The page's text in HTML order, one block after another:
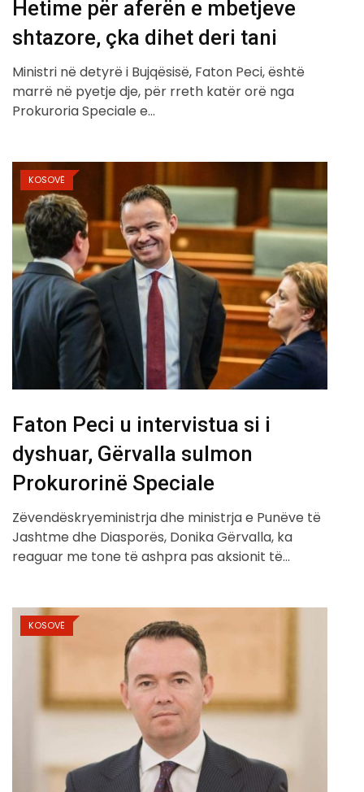
Hetime për aferën e mbetjeve
shtazore, çka dihet deri tani
Ministri në detyrë i Bujqësisë, Faton Peci, është
marrë në pyetje dje, për rreth katër orë nga
Prokuroria Speciale e…
KOSOVË
Faton Peci u intervistua si i
dyshuar, Gërvalla sulmon
Prokurorinë Speciale
Zëvendëskryeministrja dhe ministrja e Punëve të
Jashtme dhe Diasporës, Donika Gërvalla, ka
reaguar me tone të ashpra pas aksionit të…
KOSOVË